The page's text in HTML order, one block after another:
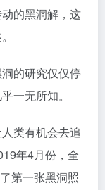
的黑洞解，这
的研究仅仅停
一无所知。
类有机会去追
年4月份，全
第一张黑洞照